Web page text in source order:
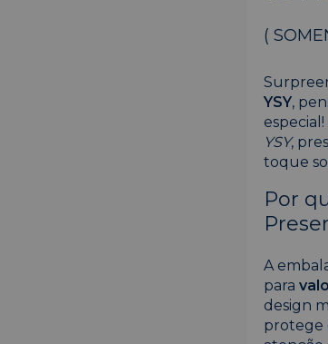
(
YSY,
YSY,
toque
Por
A
para
design
protege